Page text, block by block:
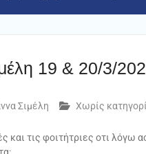
19 & 20/3/
Σιμέλη Χωρίς
και τις φοιτήτριες οτι λόγω